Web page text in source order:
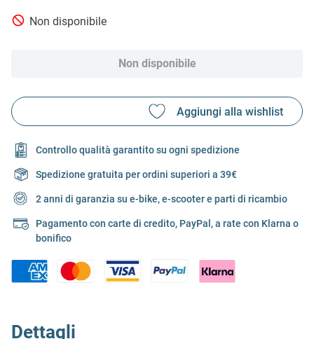
Non disponibile
Non disponibile
Controllo qualità garantito su ogni spedizione
Spedizione gratuita per ordini superiori a 39€
2 anni di garanzia su e-bike, e-scooter e parti di ricambio
Pagamento con carte di credito, PayPal, a rate con Klarna o
bonifico
Dettagli